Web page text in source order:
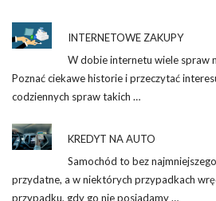
INTERNETOWE ZAKUPY
W dobie internetu wiele spraw
Poznać ciekawe historie i przeczytać
codziennych spraw takich …
KREDYT NA AUTO
Samochód to bez
przydatne, a w niektórych przypadkach
przypadku, gdy go nie posiadamy …